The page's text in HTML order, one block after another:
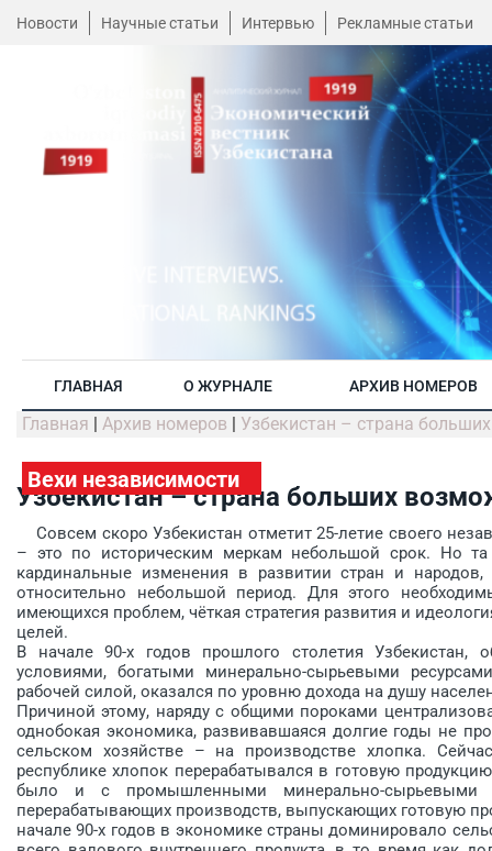
Новости Научные статьи Интервью Рекламные статьи
ГЛАВНАЯ О ЖУРНАЛЕ АРХИВ НОМЕРОВ
Главная | Архив номеров | Узбекистан – страна
Вехи независимости
Узбекистан – страна больших
Совсем скоро Узбекистан отметит 25-летие своего
– это по историческим меркам небольшой срок. Но
кардинальные изменения в развитии стран и
относительно небольшой период. Для этого
имеющихся проблем, чёткая стратегия развития и
­целей.
В начале 90-х годов прошлого столетия Узбекистан,
условиями, богатыми минерально-сырьевыми
рабочей силой, оказался по уровню дохода на душу
Причиной этому, наряду с общими пороками
однобокая экономика, развивавшаяся долгие годы не
сельском хозяйстве – на производстве хлопка.
республике хлопок перерабатывался в готовую
было и с промышленными минерально-сырьевыми
перерабатывающих производств, выпус­кающих готовую
начале 90-х годов в экономике страны доминировало